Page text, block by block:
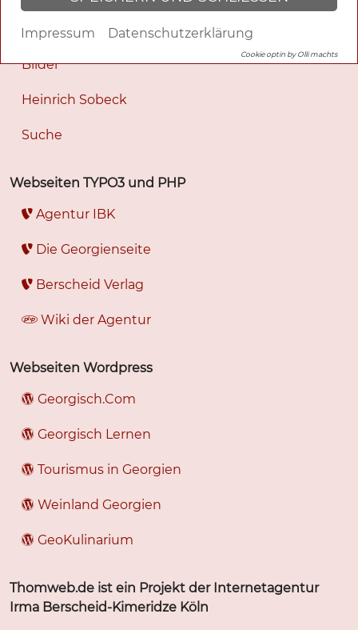
Ich
Bilder
Heinrich Sobeck
Suche
Webseiten TYPO3 und PHP
Agentur IBK
Die Georgienseite
Berscheid Verlag
Wiki der Agentur
Webseiten Wordpress
Georgisch.Com
Georgisch Lernen
Tourismus in Georgien
Weinland Georgien
GeoKulinarium
Thomweb.de ist ein Projekt der Internetagentur
Irma Berscheid-Kimeridze Köln
Impressum Datenschutzerklärung
Cookie optin by Olli machts